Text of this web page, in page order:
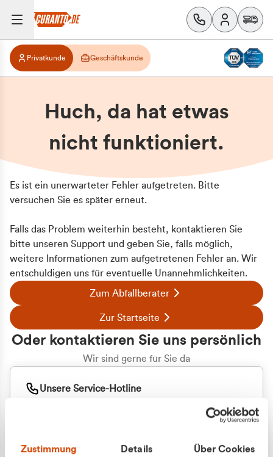
Zustimmung Details Über Cookies
Privatkunde Geschäftskunde
Huch, da hat etwas
nicht funktioniert.
Es ist ein unerwarteter Fehler aufgetreten. Bitte
versuchen Sie es später erneut.
Falls das Problem weiterhin besteht, kontaktieren Sie
bitte unseren Support und geben Sie, falls möglich,
weitere Informationen zum aufgetretenen Fehler an. Wir
entschuldigen uns für eventuelle Unannehmlichkeiten.
Zum Abfallberater
Zur Startseite
Oder kontaktieren Sie uns persönlich
Wir sind gerne für Sie da
Unsere Service-Hotline
+49 177 8376058